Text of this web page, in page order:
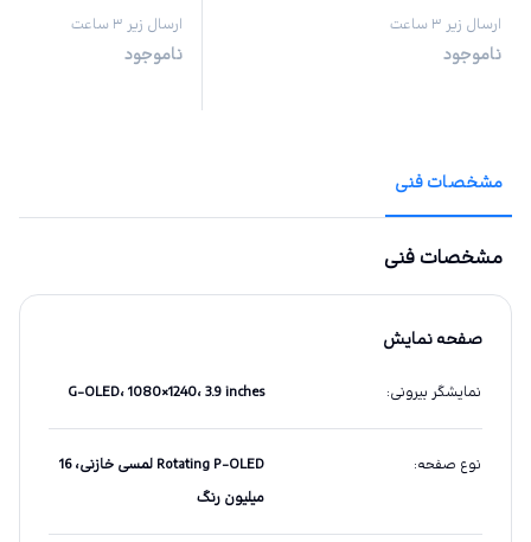
ارسال زیر ۳ ساعت
ناموجود
ارسال زیر ۳ ساعت
ناموجود
مشخصات فنی
مشخصات فنی
صفحه نمایش
نمایشگر بیرونی: G-OLED، 1080×1240، 3.9 inches
نوع صفحه:
Rotating P-OLED لمسی خازنی، 16
میلیون رنگ